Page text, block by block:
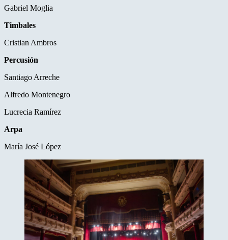
Gabriel Moglia
Timbales
Cristian Ambros
Percusión
Santiago Arreche
Alfredo Montenegro
Lucrecia Ramírez
Arpa
María José López